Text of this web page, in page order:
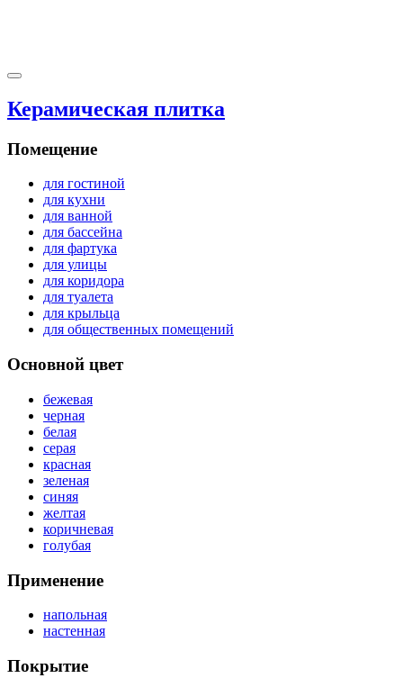
Керамическая плитка
Помещение
для гостиной
для кухни
для ванной
для бассейна
для фартука
для улицы
для коридора
для туалета
для крыльца
для общественных помещений
Основной цвет
бежевая
черная
белая
серая
красная
зеленая
синяя
желтая
коричневая
голубая
Применение
напольная
настенная
Покрытие